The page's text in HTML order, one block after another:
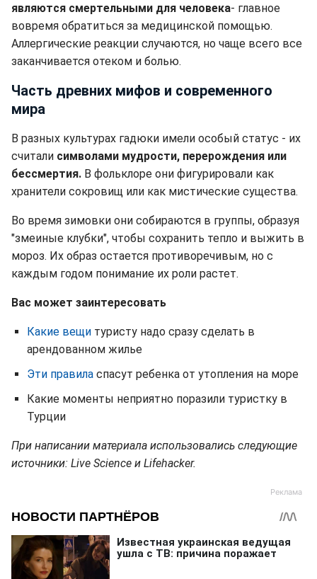
являются смертельными для человека- главное
вовремя обратиться за медицинской помощью.
Аллергические реакции случаются, но чаще всего все
заканчивается отеком и болью.
Часть древних мифов и современного
мира
В разных культурах гадюки имели особый статус - их
считали символами мудрости, перерождения или
бессмертия. В фольклоре они фигурировали как
хранители сокровищ или как мистические существа.
Во время зимовки они собираются в группы, образуя
"змеиные клубки", чтобы сохранить тепло и выжить в
мороз. Их образ остается противоречивым, но с
каждым годом понимание их роли растет.
Вас может заинтересовать
Какие вещи туристу надо сразу сделать в
арендованном жилье
Эти правила спасут ребенка от утопления на море
Какие моменты неприятно поразили туристку в
Турции
При написании материала использовались следующие
источники: Live Science и Lifehacker.